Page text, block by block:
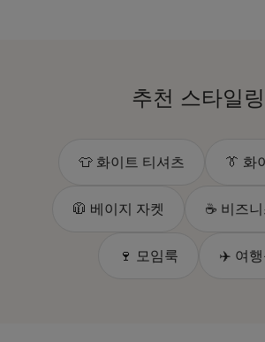
추천 스타일링
👕 화이트 티셔츠 👔 화
🧥 베이지 자켓 ☕ 비즈
🍷 모임룩 ✈️ 여행